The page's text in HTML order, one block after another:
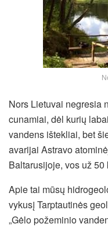
Nors Lietuvai negresia
cunamiai, dėl kurių
vandens ištekliai, bet
avarijai Astravo
Baltarusijoje, vos už
Apie tai mūsų
vykusį Tarptautinės
„Gėlo požeminio